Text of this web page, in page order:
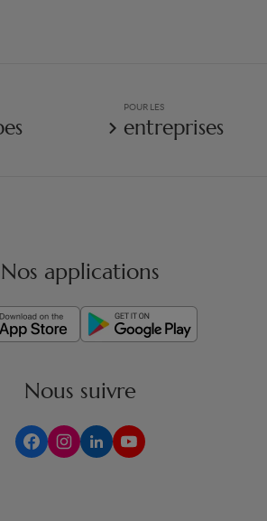
POUR LES
entreprises
Nos applications
Nous suivre